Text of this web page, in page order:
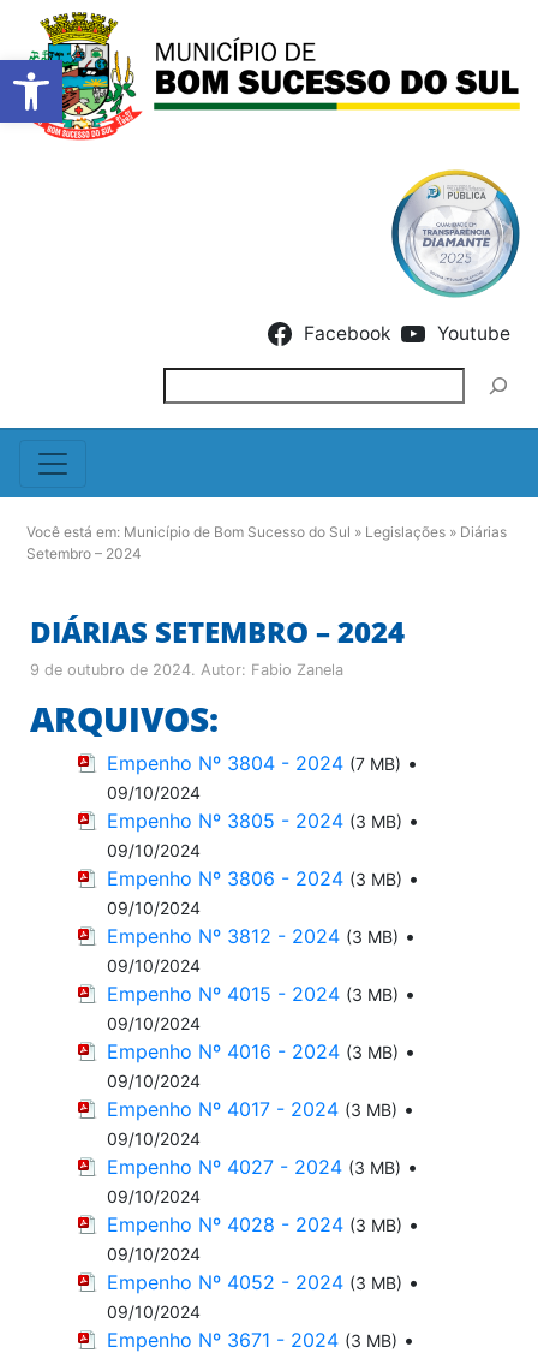
Barra de Ferramentas
Facebook Youtube
Você está em: Município de Bom Sucesso do Sul » Legislações » Diárias
Setembro – 2024
DIÁRIAS SETEMBRO – 2024
9 de outubro de 2024. Autor: Fabio Zanela
ARQUIVOS:
Empenho Nº 3804 - 2024 (7 MB) •
09/10/2024
Empenho Nº 3805 - 2024 (3 MB) •
09/10/2024
Empenho Nº 3806 - 2024 (3 MB) •
09/10/2024
Empenho Nº 3812 - 2024 (3 MB) •
09/10/2024
Empenho Nº 4015 - 2024 (3 MB) •
09/10/2024
Empenho Nº 4016 - 2024 (3 MB) •
09/10/2024
Empenho Nº 4017 - 2024 (3 MB) •
09/10/2024
Empenho Nº 4027 - 2024 (3 MB) •
09/10/2024
Empenho Nº 4028 - 2024 (3 MB) •
09/10/2024
Empenho Nº 4052 - 2024 (3 MB) •
09/10/2024
Empenho Nº 3671 - 2024 (3 MB) •